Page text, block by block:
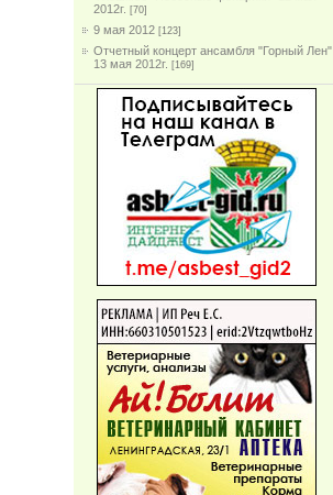
2012г. [70]
9 мая 2012 [123]
Отчетный концерт ансамбля "Горный Лен"
13 мая 2012г. [169]